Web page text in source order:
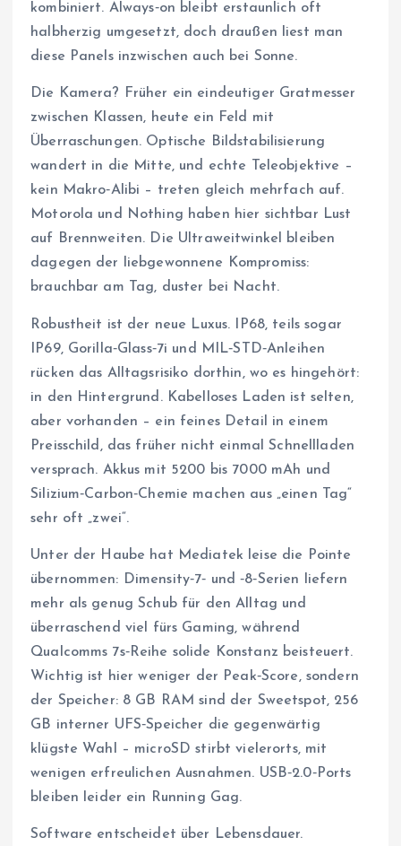
kombiniert. Always‑on bleibt erstaunlich oft
halbherzig umgesetzt, doch draußen liest man
diese Panels inzwischen auch bei Sonne.
Die Kamera? Früher ein eindeutiger Gratmesser
zwischen Klassen, heute ein Feld mit
Überraschungen. Optische Bildstabilisierung
wandert in die Mitte, und echte Teleobjektive –
kein Makro‑Alibi – treten gleich mehrfach auf.
Motorola und Nothing haben hier sichtbar Lust
auf Brennweiten. Die Ultraweitwinkel bleiben
dagegen der liebgewonnene Kompromiss:
brauchbar am Tag, duster bei Nacht.
Robustheit ist der neue Luxus. IP68, teils sogar
IP69, Gorilla‑Glass‑7i und MIL‑STD‑Anleihen
rücken das Alltagsrisiko dorthin, wo es hingehört:
in den Hintergrund. Kabelloses Laden ist selten,
aber vorhanden – ein feines Detail in einem
Preisschild, das früher nicht einmal Schnellladen
versprach. Akkus mit 5200 bis 7000 mAh und
Silizium‑Carbon‑Chemie machen aus „einen Tag“
sehr oft „zwei“.
Unter der Haube hat Mediatek leise die Pointe
übernommen: Dimensity‑7‑ und ‑8‑Serien liefern
mehr als genug Schub für den Alltag und
überraschend viel fürs Gaming, während
Qualcomms 7s‑Reihe solide Konstanz beisteuert.
Wichtig ist hier weniger der Peak‑Score, sondern
der Speicher: 8 GB RAM sind der Sweetspot, 256
GB interner UFS‑Speicher die gegenwärtig
klügste Wahl – microSD stirbt vielerorts, mit
wenigen erfreulichen Ausnahmen. USB‑2.0‑Ports
bleiben leider ein Running Gag.
Software entscheidet über Lebensdauer.